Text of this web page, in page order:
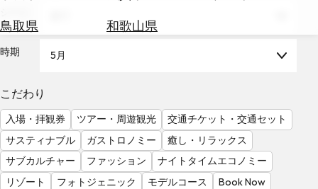
鳥取県
和歌山県
を
調
べ
る
天
気
を
見
る
時期 5月
こだわり
入場・拝観券 ツアー・周遊観光
交通チケット・交通セット
サスティナブル
ガストロノミー
癒し・リラックス
サブカルチャー
ファッション
ナイトタイムエコノミー
リゾート
フォトジェニック モデルコース Book Now